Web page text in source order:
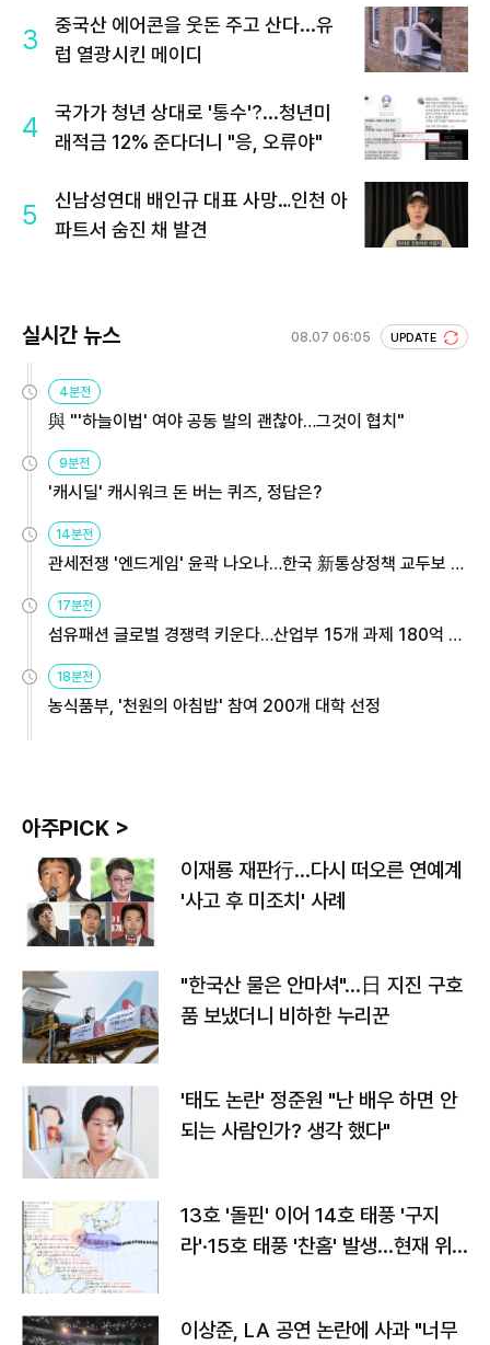
3
중국산 에어콘을 웃돈 주고 산다...유
럽 열광시킨 메이디
4
국가가 청년 상대로 '통수'?...청년미
래적금 12% 준다더니 "응, 오류야"
5
신남성연대 배인규 대표 사망…인천 아
파트서 숨진 채 발견
실시간 뉴스 08.07 06:05 UPDATE
4분전
與 "'하늘이법' 여야 공동 발의 괜찮아…그것이 협치"
9분전
'캐시딜' 캐시워크 돈 버는 퀴즈, 정답은?
14분전
관세전쟁 '엔드게임' 윤곽 나오나…한국 新통상정책 교두보 활
용해야
17분전
섬유패션 글로벌 경쟁력 키운다…산업부 15개 과제 180억 지
원
18분전
농식품부, '천원의 아침밥' 참여 200개 대학 선정
아주PICK >
이재룡 재판行…다시 떠오른 연예계
'사고 후 미조치' 사례
"한국산 물은 안마셔"…日 지진 구호
품 보냈더니 비하한 누리꾼
'태도 논란' 정준원 "난 배우 하면 안
되는 사람인가? 생각 했다"
13호 '돌핀' 이어 14호 태풍 '구지
라'·15호 태풍 '찬홈' 발생…현재 위
이상준, LA 공연 논란에 사과 "너무